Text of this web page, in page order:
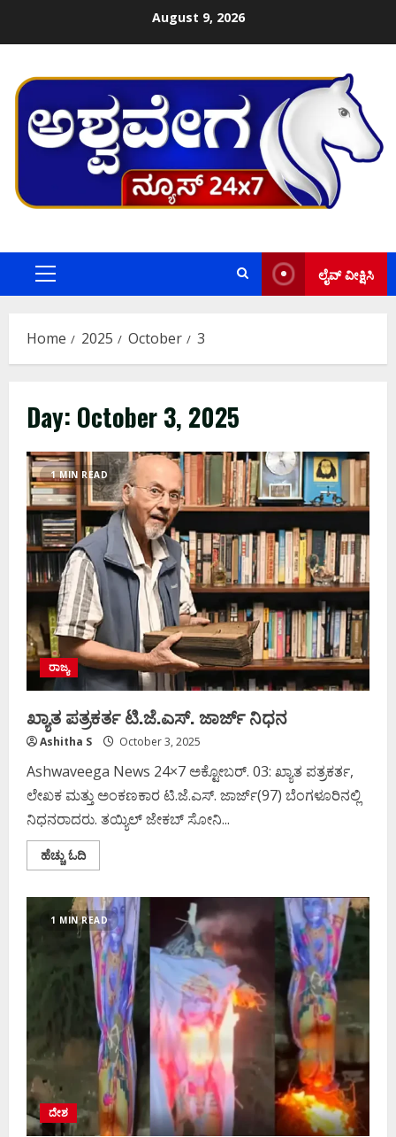
August 9, 2026
Primary
ಲೈವ್ ವೀಕ್ಷಿಸಿ
Home 2025 October 3
Day: October 3, 2025
1 MIN READ
ರಾಜ್ಯ
ಖ್ಯಾತ ಪತ್ರಕರ್ತ ಟಿ.ಜೆ.ಎಸ್. ಜಾರ್ಜ್ ನಿಧನ
Ashitha S October 3, 2025
Ashwaveega News 24×7 ಅಕ್ಟೋಬರ್. 03: ಖ್ಯಾತ ಪತ್ರಕರ್ತ,
ಲೇಖಕ ಮತ್ತು ಅಂಕಣಕಾರ ಟಿ.ಜೆ.ಎಸ್. ಜಾರ್ಜ್(97) ಬೆಂಗಳೂರಿನಲ್ಲಿ
ನಿಧನರಾದರು. ತಯ್ಯಿಲ್ ಜೇಕಬ್ ಸೋನಿ...
ಹೆಚ್ಚು ಓದಿRead
more
ಪತ್ರಕರ್ತ
ಟಿ.ಜೆ.ಎಸ್.
ಜಾರ್ಜ್
ನಿಧನ
1 MIN READ
ದೇಶ